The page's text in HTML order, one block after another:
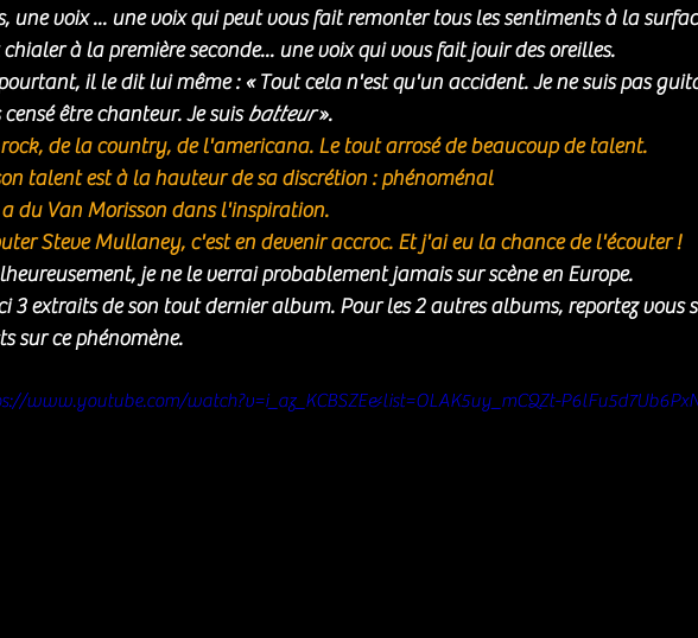
une voix ... une voix qui peut vous fait remonter tous les sentiments à la
à la première seconde... une voix qui vous fait jouir des oreilles.
censé être chanteur. Je suis batteur ».
de la country, de l'americana. Le tout arrosé de beaucoup de talent.
talent est à la hauteur de sa discrétion : phénoménal
du Van Morisson dans l'inspiration.
Steve Mullaney, c'est en devenir accroc. Et j'ai eu la chance de l'écouter !
je ne le verrai probablement jamais sur scène en Europe.
3 extraits de son tout dernier album. Pour les 2 autres albums, reportez vous
sur ce phénomène.
www.youtube.com/watch?v=i_az_KCBSZE&list=OLAK5uy_mCQZt-